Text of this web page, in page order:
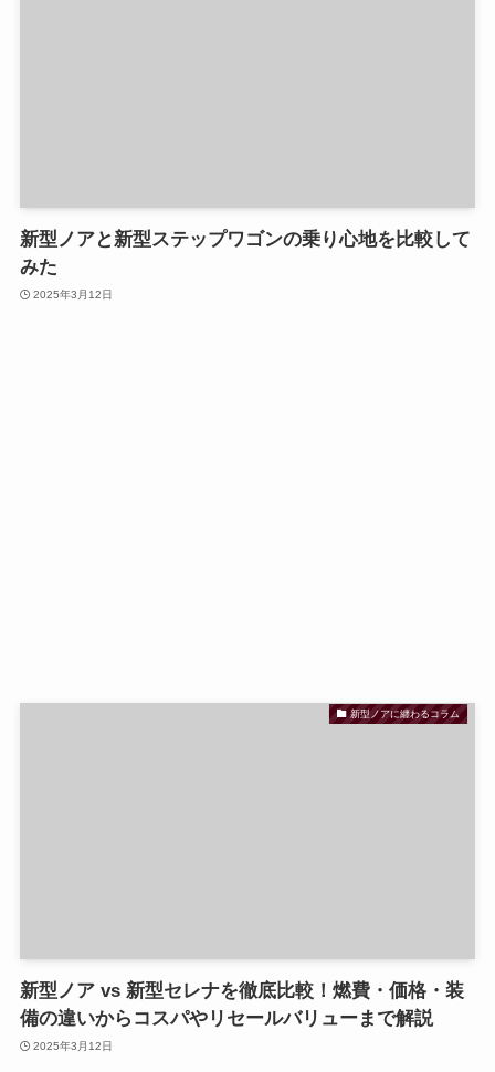
新型ノアと新型ステップワゴンの乗り心地を比較して
みた
2025年3月12日
新型ノアに纏わるコラム
新型ノア vs 新型セレナを徹底比較！燃費・価格・装
備の違いからコスパやリセールバリューまで解説
2025年3月12日